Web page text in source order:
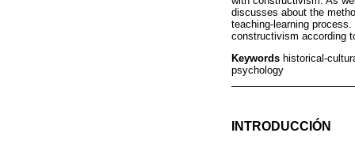
discusses about the
teaching-learning
constructivism according
Keywords historical-
psychology
INTRODUCCIÓN